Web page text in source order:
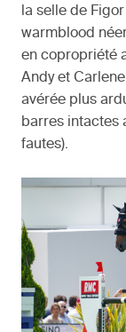
la selle de
warmblood
en copropriété
Andy et
avérée plus
barres intactes
fautes).